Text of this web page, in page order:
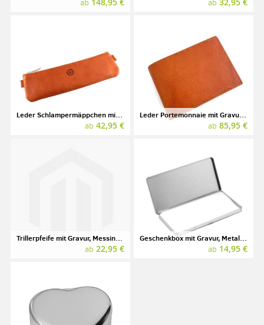
ab ab
Leder Schlampermäppchen mit Gravur, Marke SONNENLEDER, Modell BOLDT
ab 42,95 €
Leder Portemonnaie mit Gravur, Marke SONNENLEDER, Modell NAHE
ab 85,95 €
Trillerpfeife mit Gravur, Messing, schwarz
ab 22,95 €
Geschenkbox mit Gravur, Metall, 190 x 95 x 10 mm
ab 14,95 €